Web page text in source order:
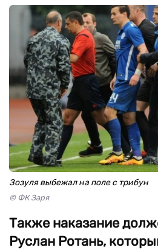
Зозуля выбежал на поле с трибун
© ФК Заря
Также наказание
Руслан Ротань,